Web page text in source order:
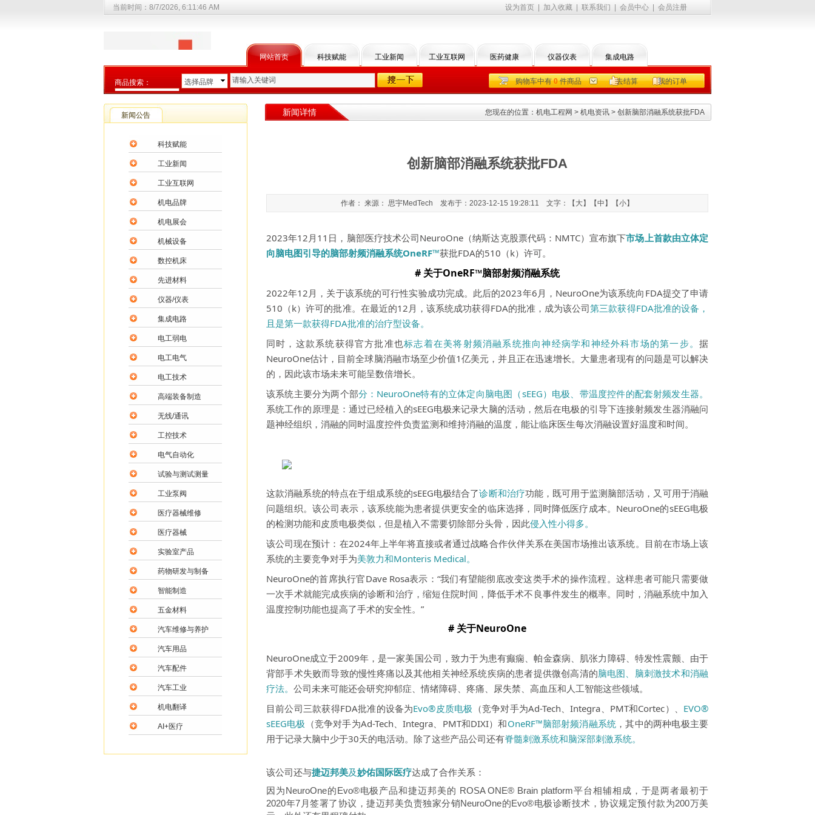
网站首页 科技赋能 工业新闻 工业互联网 医药健康 仪器仪表 集成电路
当前时间： 8/7/2026, 6:11:46 AM 设为首页 加入收藏 联系我们 会员中心 会员注册
购物车中有0件商品 去结算 我的订单
商品搜索：
选择商品分类
选择品牌
创新脑部消融系统获批FDA
作者： 来源： 思宇MedTech 发布于：2023-12-15 19:28:11 文字：【 大】【中 】【小】
2023年12月11日，脑部医疗技术公司NeuroOne（纳斯达克股票代码：NMTC）宣布旗下市场上首款由立体定
向脑电图引导的脑部射频消融系统OneRF™获批FDA的510（k）许可。
# 关于OneRF™脑部射频消融系统
2022年12月，关于该系统的可行性实验成功完成。此后的2023年6月，NeuroOne为该系统向FDA提交了申请
510（k）许可的批准。在最近的12月，该系统成功获得FDA的批准，成为该公司第三款获得FDA批准的设备，
且是第一款获得FDA批准的治疗型设备。
同时，这款系统获得官方批准也标志着在美将射频消融系统推向神经病学和神经外科市场的第一步。据
NeuroOne估计，目前全球脑消融市场至少价值1亿美元，并且正在迅速增长。大量患者现有的问题是可以解决
的，因此该市场未来可能呈数倍增长。
该系统主要分为两个部分： NeuroOne特有的立体定向脑电图（sEEG）电极、 带温度控件的配套射频发生器。
系统工作的原理是：通过已经植入的sEEG电极来记录大脑的活动，然后在电极的引导下连接射频发生器消融问
题神经组织，消融的同时温度控件负责监测和维持消融的温度，能让临床医生每次消融设置好温度和时间。
这款消融系统的特点在于组成系统的sEEG电极结合了诊断和治疗功能，既可用于监测脑部活动，又可用于消融
问题组织。该公司表示，该系统能为患者提供更安全的临床选择，同时降低医疗成本。NeuroOne的sEEG电极
的检测功能和皮质电极类似，但是植入不需要切除部分头骨，因此侵入性小得多。
该公司现在预计：在2024年上半年将直接或者通过战略合作伙伴关系在美国市场推出该系统。目前在市场上该
系统的主要竞争对手为美敦力和Monteris Medical。
NeuroOne的首席执行官Dave Rosa表示：“我们有望能彻底改变这类手术的操作流程。这样患者可能只需要做
一次手术就能完成疾病的诊断和治疗，缩短住院时间，降低手术不良事件发生的概率。同时，消融系统中加入
温度控制功能也提高了手术的安全性。”
# 关于NeuroOne
NeuroOne成立于2009年，是一家美国公司，致力于为患有癫痫、帕金森病、肌张力障碍、 特发性震颤、由于
背部手术失败而导致的慢性疼痛以及其他相关神经系统疾病的患者提供微创高清的脑电图、 脑刺激技术和消融
疗法。 公司未来可能还会研究抑郁症、情绪障碍、疼痛、尿失禁、高血压和人工智能这些领域。
目前公司三款获得FDA批准的设备为Evo®皮质电极 （竞争对手为Ad-Tech、Integra、PMT和Cortec）、 EVO®
sEEG电极 （竞争对手为Ad-Tech、Integra、PMT和DIXI）和OneRF™脑部射频消融系统 ，其中的两种电极主要
用于记录大脑中少于30天的电活动。除了这些产品公司还有脊髓刺激系统和脑深部刺激系统。
该公司还与捷迈邦美及妙佑国际医疗达成了合作关系：
因为NeuroOne的Evo®电极产品和捷迈邦美的 ROSA ONE® Brain platform平台相辅相成，于是两者最初于
2020年7月签署了协议，捷迈邦美负责独家分销NeuroOne的Evo®电极诊断技术，协议规定预付款为200万美
新闻公告
科技赋能
工业新闻
工业互联网
机电品牌
机电展会
机械设备
数控机床
先进材料
仪器/仪表
集成电路
电工弱电
电工电气
电工技术
高端装备制造
无线/通讯
工控技术
电气自动化
试验与测试测量
工业泵阀
医疗器械维修
医疗器械
实验室产品
药物研发与制备
智能制造
五金材料
汽车维修与养护
汽车用品
汽车配件
汽车工业
机电翻译
AI+医疗
新闻详情 您现在的位置： 机电工程网 > 机电资讯 > 创新脑部消融系统获批FDA